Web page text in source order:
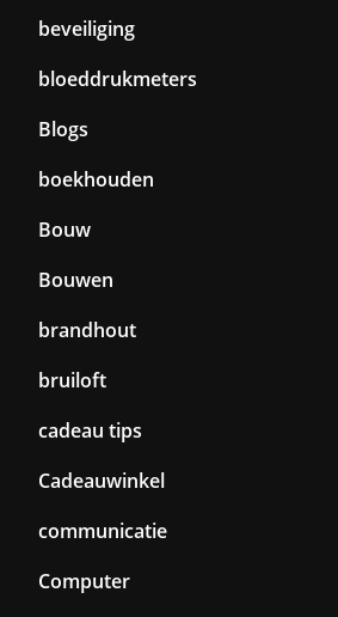
beveiliging
bloeddrukmeters
Blogs
boekhouden
Bouw
Bouwen
brandhout
bruiloft
cadeau tips
Cadeauwinkel
communicatie
Computer